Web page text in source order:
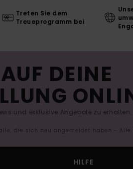
Treten Sie dem
Treueprogramm bei
DEINE
und exklusive Angebote zu erhalten.
die sich neu angemeldet haben -
HILFE